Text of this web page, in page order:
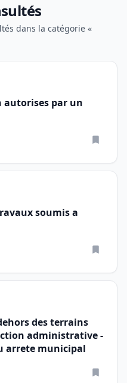
dans la catégorie «
autorises par un
soumis a
des terrains
administrative -
arrete municipal